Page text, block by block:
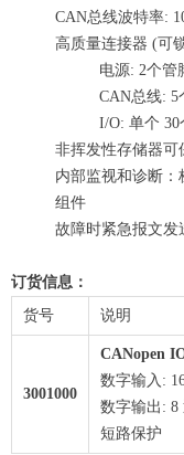
CAN总线波特率:
高质量连接器 (可
电源: 2个管
CAN总线: 5
I/O: 单个 30
非挥发性存储器可
内部监视和诊断
组件
故障时紧急报文发
订货信息：
货号
说明
3001000
CANopen
数字输入:
数字输出: 8
短路保护